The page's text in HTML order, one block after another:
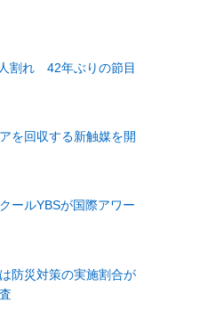
割れ 42年ぶりの節目
を回収する新触媒を開
ールYBSが国際アワー
防災対策の実施割合が